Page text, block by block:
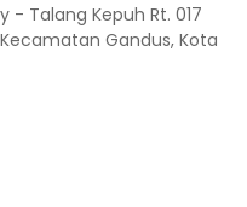
- Talang Kepuh Rt. 017
Gandus, Kota